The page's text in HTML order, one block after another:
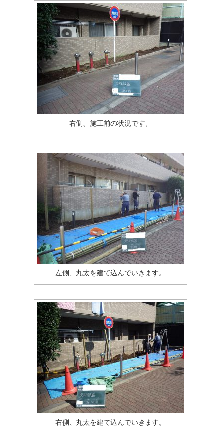
右側、施工前の状況です。
左側、丸太を建て込んでいきます。
右側、丸太を建て込んでいきます。